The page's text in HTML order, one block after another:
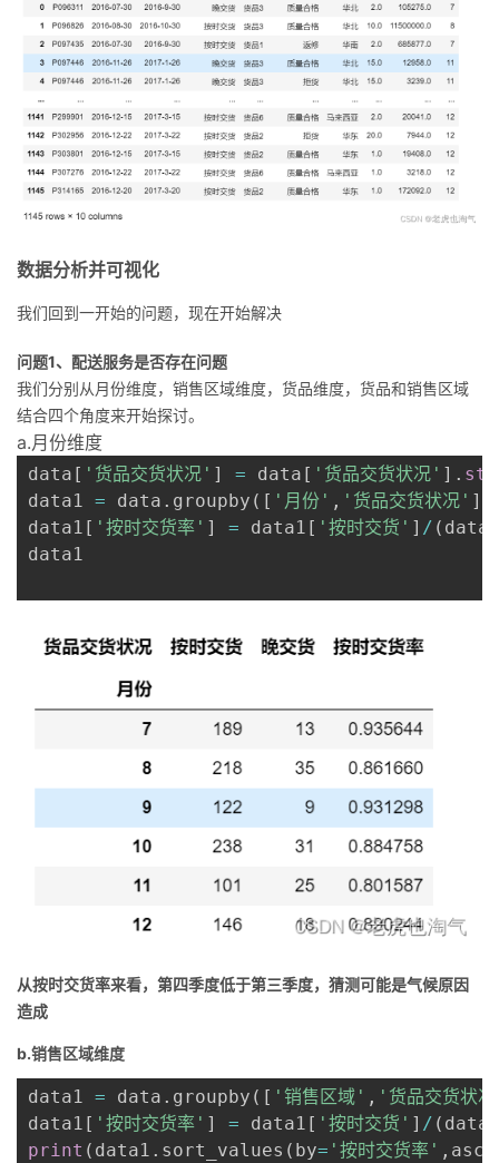
数据分析并可视化
我们回到一开始的问题，现在开始解决
问题1、配送服务是否存在问题
我们分别从月份维度，销售区域维度，货品维度，货品和销售区域
结合四个角度来开始探讨。
a.月份维度
data [ '货品交货状况' ] = data [ '货品交货状况' ] . str
data1 = data . groupby ( [ '月份' , '货品交货状况' ]
data1 [ '按时交货率' ] = data1 [ '按时交货' ] / ( data1
data1
从按时交货率来看，第四季度低于第三季度，猜测可能是气候原因
造成
b.销售区域维度
data1 = data . groupby ( [ '销售区域' , '货品交货状
data1 [ '按时交货率' ] = data1 [ '按时交货' ] / ( data1
print ( data1 . sort_values ( by= '按时交货率' ,